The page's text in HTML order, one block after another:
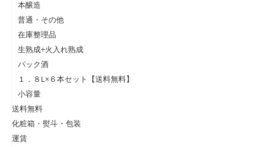
本醸造
普通・その他
在庫整理品
生熟成+火入れ熟成
パック酒
１．８L×６本セット【送料無料】
小容量
送料無料
化粧箱・熨斗・包装
運賃